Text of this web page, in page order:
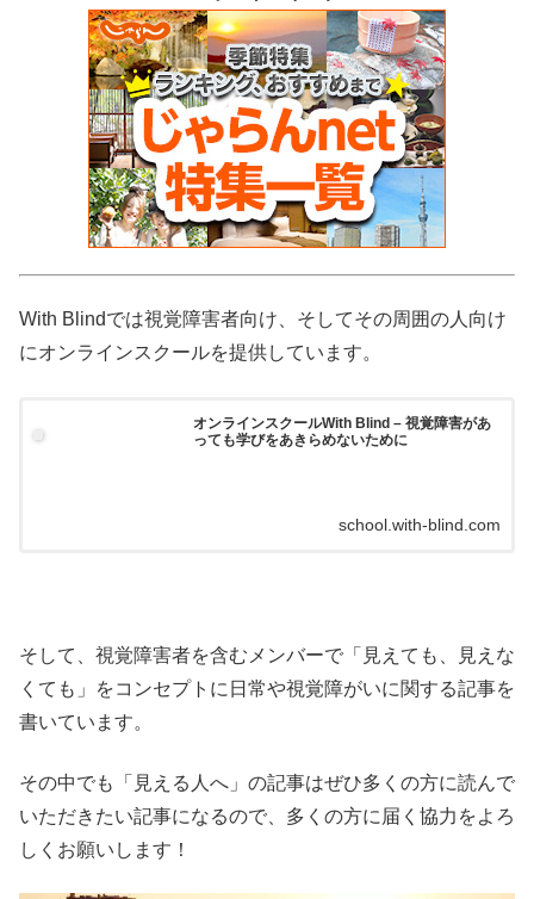
With Blindでは視覚障害者向け、そしてその周囲の人向け
にオンラインスクールを提供しています。
オンラインスクールWith Blind – 視覚障害があ
っても学びをあきらめないために
school.with-blind.com
そして、視覚障害者を含むメンバーで「見えても、見えな
くても」をコンセプトに日常や視覚障がいに関する記事を
書いています。
その中でも「見える人へ」の記事はぜひ多くの方に読んで
いただきたい記事になるので、多くの方に届く協力をよろ
しくお願いします！